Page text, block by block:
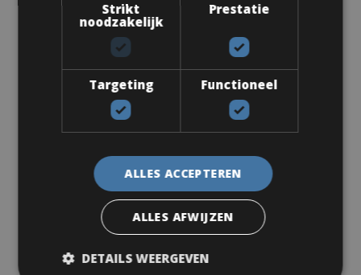
€ 10
SPD-MTB
Strikt
noodzakelijk
Prestatie
Targeting Functioneel
ALLES ACCEPTEREN
ALLES AFWIJZEN
DETAILS WEERGEVEN